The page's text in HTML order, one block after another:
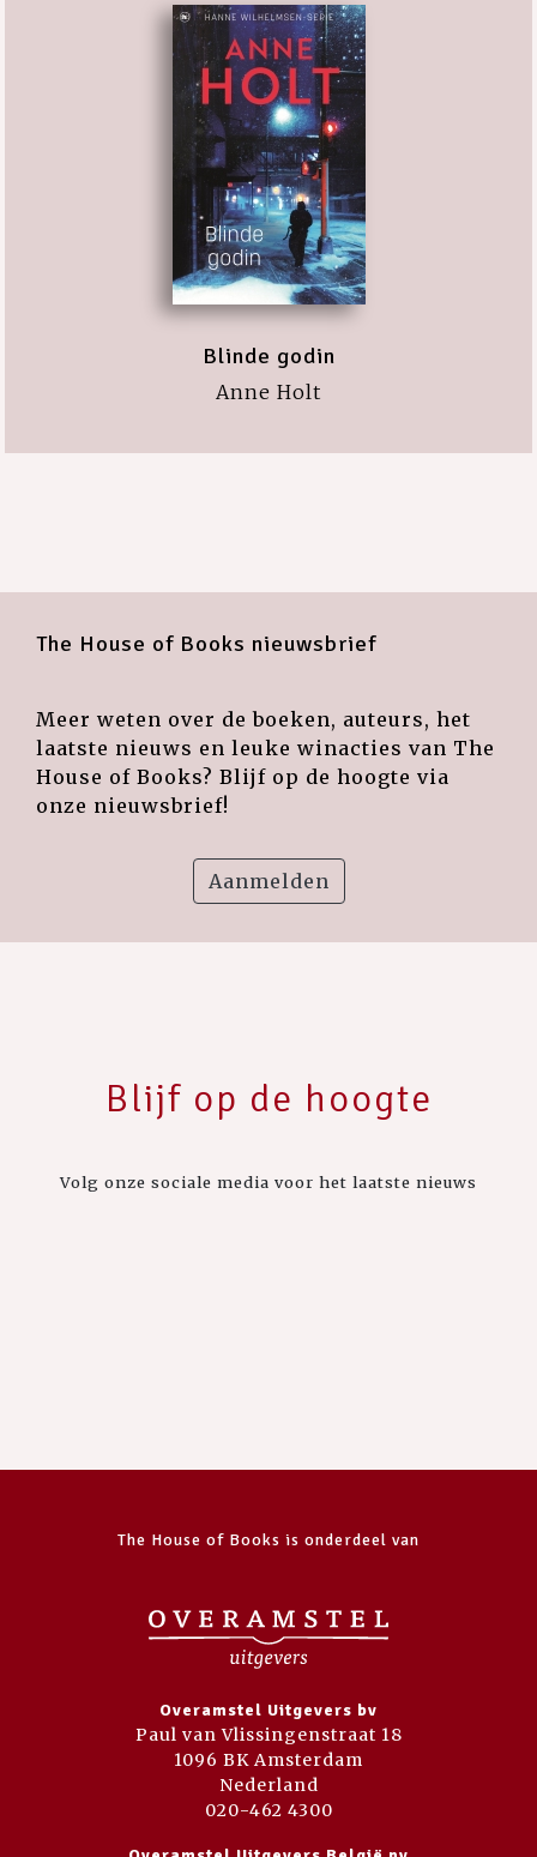
Blinde godin
Anne Holt
The House of Books nieuwsbrief
Meer weten over de boeken, auteurs, het
laatste nieuws en leuke winacties van The
House of Books? Blijf op de hoogte via
onze nieuwsbrief!
Aanmelden
Blijf op de hoogte
Volg onze sociale media voor het laatste nieuws
The House of Books is onderdeel van
Overamstel Uitgevers bv
Paul van Vlissingenstraat 18
1096 BK Amsterdam
Nederland
020-462 4300